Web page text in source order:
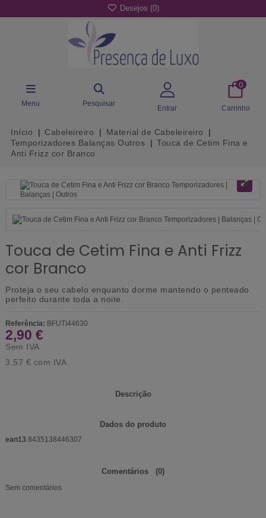
Desejos (0)
Menu Pesquisar
Entrar
0
Carrinho
Início Cabeleireiro
Material de Cabeleireiro
Temporizadores Balanças Outros
Touca de Cetim Fina e
Anti Frizz cor Branco
Touca de Cetim Fina e Anti Frizz
cor Branco
Proteja o seu cabelo enquanto dorme mantendo o penteado
perfeito durante toda a noite.
Referência: BFUTI44630
2,90 €
Sem IVA
3,57 € com IVA
Descrição
Dados do produto
ean13 8435138446307
Comentários (0)
Sem comentários